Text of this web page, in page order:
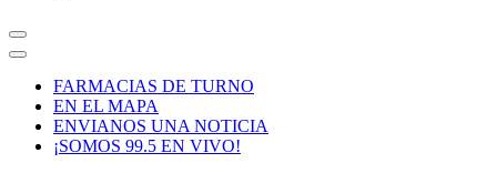
FARMACIAS DE TURNO
EN EL MAPA
ENVIANOS UNA NOTICIA
¡SOMOS 99.5 EN VIVO!